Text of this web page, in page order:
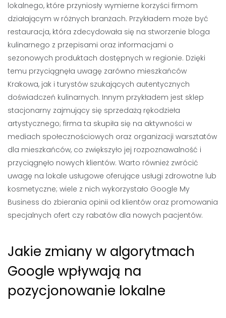
lokalnego, które przyniosły wymierne korzyści firmom
działającym w różnych branżach. Przykładem może być
restauracja, która zdecydowała się na stworzenie bloga
kulinarnego z przepisami oraz informacjami o
sezonowych produktach dostępnych w regionie. Dzięki
temu przyciągnęła uwagę zarówno mieszkańców
Krakowa, jak i turystów szukających autentycznych
doświadczeń kulinarnych. Innym przykładem jest sklep
stacjonarny zajmujący się sprzedażą rękodzieła
artystycznego; firma ta skupiła się na aktywności w
mediach społecznościowych oraz organizacji warsztatów
dla mieszkańców, co zwiększyło jej rozpoznawalność i
przyciągnęło nowych klientów. Warto również zwrócić
uwagę na lokale usługowe oferujące usługi zdrowotne lub
kosmetyczne; wiele z nich wykorzystało Google My
Business do zbierania opinii od klientów oraz promowania
specjalnych ofert czy rabatów dla nowych pacjentów.
Jakie zmiany w algorytmach
Google wpływają na
pozycjonowanie lokalne